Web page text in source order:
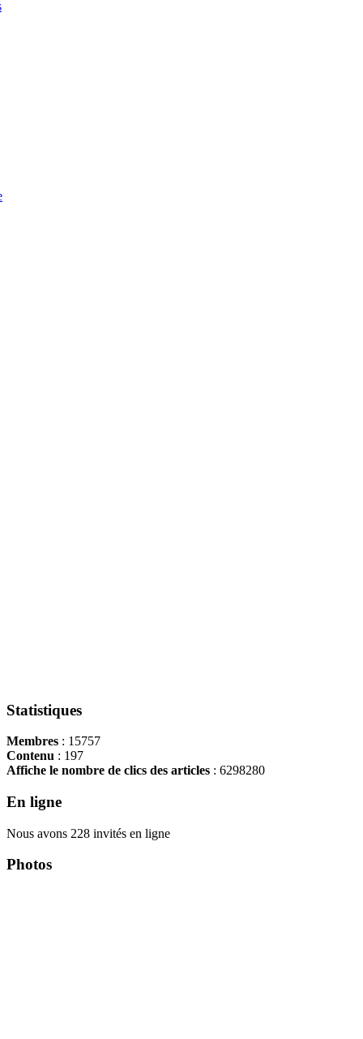
Statistiques
Membres : 15757
Contenu : 197
Affiche le nombre de clics des articles : 6298280
En ligne
Nous avons 228 invités en ligne
Photos